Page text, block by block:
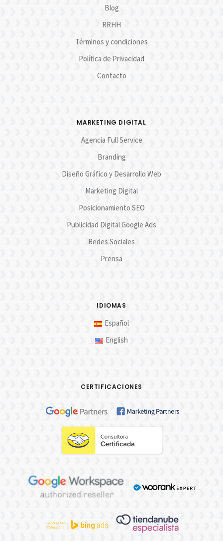
Blog
RRHH
Términos y condiciones
Política de Privacidad
Contacto
MARKETING DIGITAL
Agencia Full Service
Branding
Diseño Gráfico y Desarrollo Web
Marketing Digital
Posicionamiento SEO
Publicidad Digital Google Ads
Redes Sociales
Prensa
IDIOMAS
Español
English
CERTIFICACIONES